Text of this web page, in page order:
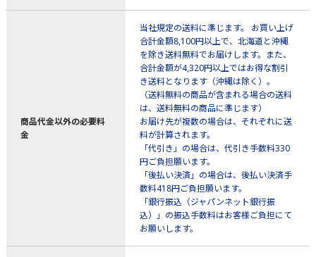
商品代金以外の必要料
金
当社規定の送料に準じます。 お買い上げ
合計金額8,100円以上で、北海道と沖縄
を除き送料無料でお届けします。また、
合計金額が4,320円以上ではお得な割引
き送料となります（沖縄は除く）。
（送料無料の商品が含まれる場合の送料
は、送料無料の商品に準じます）
お届け先が複数の場合は、それぞれに送
料が計算されます。
「代引き」の場合は、代引き手数料330
円ご負担願います。
「後払い決済」の場合は、後払い決済手
数料418円ご負担願います。
「銀行振込（ジャパンネット銀行振
込）」の振込手数料はお客様ご負担にて
お願いします。